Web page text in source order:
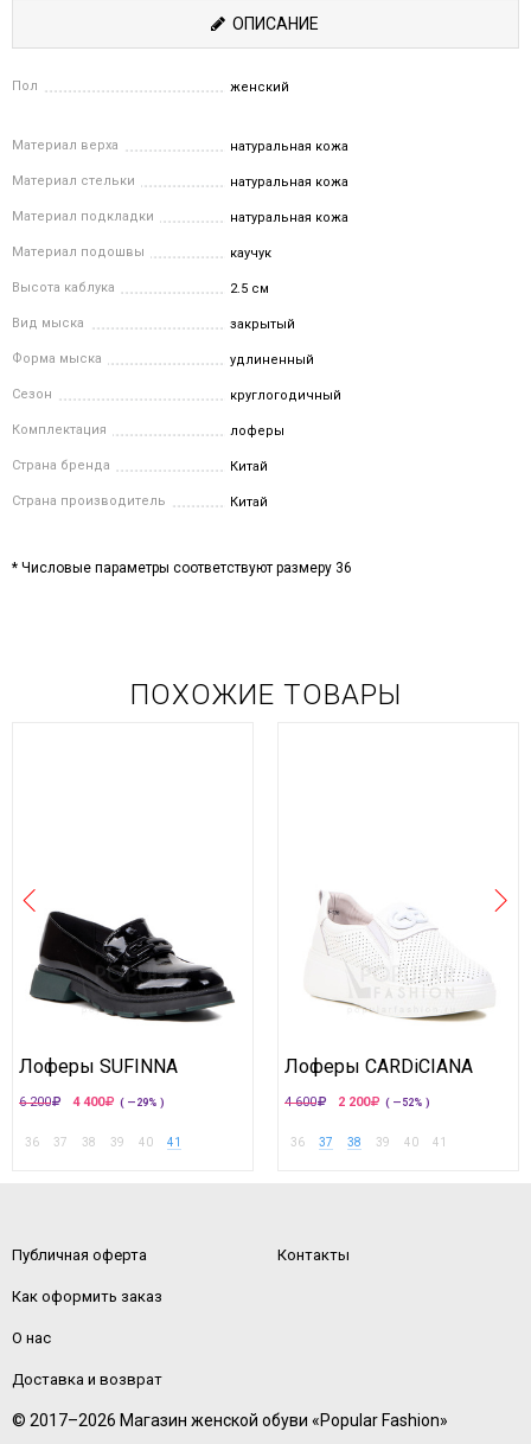
ОПИСАНИЕ
Пол женский
Материал верха натуральная кожа
Материал стельки натуральная кожа
Материал подкладки натуральная кожа
Материал подошвы каучук
Высота каблука 2.5 см
Вид мыска закрытый
Форма мыска удлиненный
Сезон круглогодичный
Комплектация лоферы
Страна бренда Китай
Страна производитель Китай
* Числовые параметры соответствуют размеру 36
ПОХОЖИЕ ТОВАРЫ
Лоферы SUFINNA
6 200 4 400 ( —29% )
36 37 38 39 40 41
Лоферы CARDiCIANA
4 600 2 200 ( —52% )
36 37 38 39 40 41
Публичная оферта
Как оформить заказ
О нас
Доставка и возврат
Контакты
© 2017–2026 Магазин женской обуви «Popular Fashion»